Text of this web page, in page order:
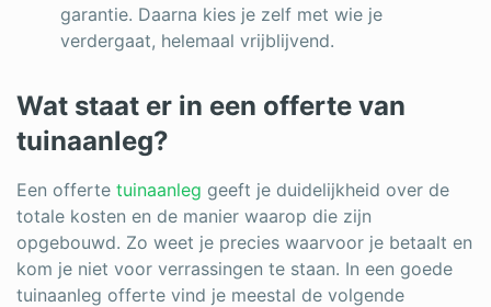
garantie. Daarna kies je zelf met wie je
verdergaat, helemaal vrijblijvend.
Wat staat er in een offerte van
tuinaanleg?
Een offerte tuinaanleg geeft je duidelijkheid over de
totale kosten en de manier waarop die zijn
opgebouwd. Zo weet je precies waarvoor je betaalt en
kom je niet voor verrassingen te staan. In een goede
tuinaanleg offerte vind je meestal de volgende